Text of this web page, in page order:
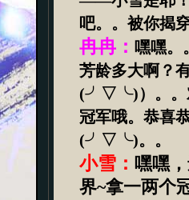
吧。。被你揭
冉冉：嘿嘿。
芳龄多大啊？
(╯▽╰)）。
冠军哦。恭喜
(╯▽╰)。。
小雪：嘿嘿
界~拿一两个